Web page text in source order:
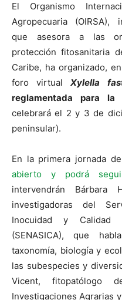
El Organismo
Agropecuaria (OIRSA),
que asesora a las
protección fitosanitaria
Caribe, ha organizado,
foro virtualXylella
reglamentada para la
celebrará el 2 y 3 de
peninsular).
En la primera jornada
abierto y podrá
intervendrán Bárbara
investigadoras del
Inocuidad y Calidad
(SENASICA), que
taxonomía, biología y
las subespecies y
Vicent, fitopatólogo
Investigaciones Agrarias